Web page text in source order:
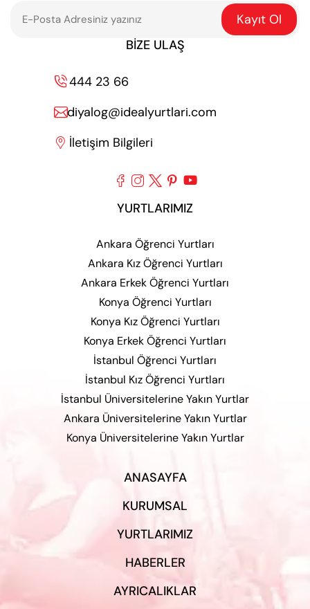
Kayıt Ol
BIZE ULAŞ
444 23 66
diyalog@idealyurtlari.com
 İletişim Bilgileri
    
YURTLARIMIZ
Ankara Öğrenci Yurtları
Ankara Kız Öğrenci Yurtları
Ankara Erkek Öğrenci Yurtları
Konya Öğrenci Yurtları
Konya Kız Öğrenci Yurtları
Konya Erkek Öğrenci Yurtları
İstanbul Öğrenci Yurtları
İstanbul Kız Öğrenci Yurtları
İstanbul Üniversitelerine Yakın Yurtlar
Ankara Üniversitelerine Yakın Yurtlar
Konya Üniversitelerine Yakın Yurtlar
ANASAYFA
KURUMSAL
YURTLARIMIZ
HABERLER
AYRICALIKLAR